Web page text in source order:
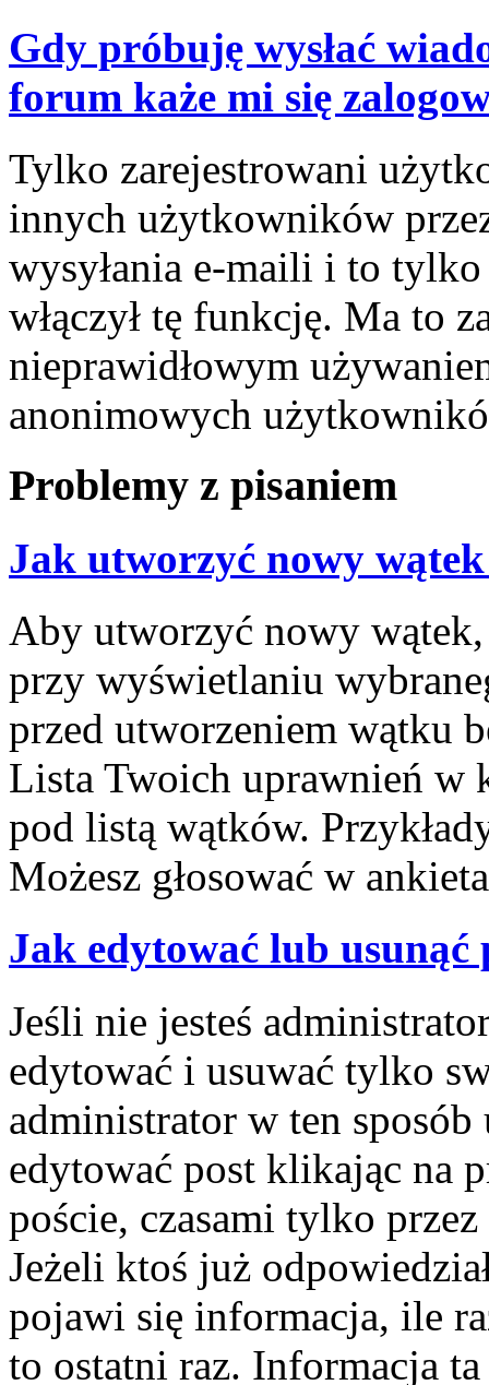
Gdy próbuję wysłać
forum każe mi się
Tylko zarejestrowani
innych użytkowników
wysyłania e-maili i to
włączył tę funkcję. Ma to
nieprawidłowym
anonimowych
Problemy z pisaniem
Jak utworzyć nowy
Aby utworzyć nowy
przy wyświetlaniu
przed utworzeniem wątku
Lista Twoich uprawnień w
pod listą wątków.
Możesz głosować w
Jak edytować lub usunąć
Jeśli nie jesteś
edytować i usuwać tylko
administrator w ten
edytować post klikając na
poście, czasami tylko
Jeżeli ktoś już
pojawi się informacja, ile
to ostatni raz. Informacja